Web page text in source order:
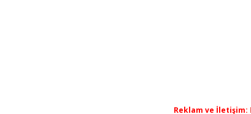
Reklam ve İletişim: